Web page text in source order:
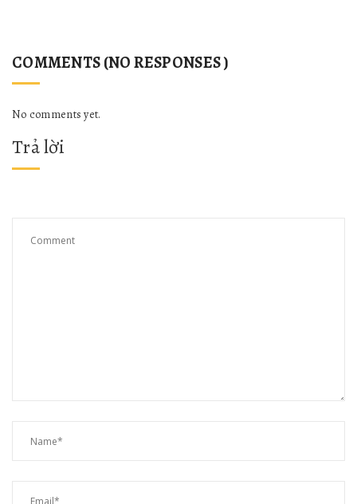
COMMENTS (NO RESPONSES )
No comments yet.
Trả lời